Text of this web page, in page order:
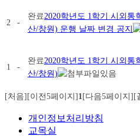
2 -
완료 2020학년도 1학기 시외통
산/창원) 운행 날짜 변경 공지
1 -
완료 2020학년도 1학기 시외통
산/창원)
[처음][이전5페이지]1 [다음5페이지][
개인정보처리방침
교목실